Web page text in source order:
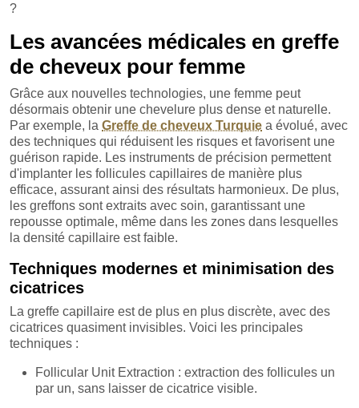
?
Les avancées médicales en greffe
de cheveux pour femme
Grâce aux nouvelles technologies, une femme peut
désormais obtenir une chevelure plus dense et naturelle.
Par exemple, la Greffe de cheveux Turquie a évolué, avec
des techniques qui réduisent les risques et favorisent une
guérison rapide. Les instruments de précision permettent
d'implanter les follicules capillaires de manière plus
efficace, assurant ainsi des résultats harmonieux. De plus,
les greffons sont extraits avec soin, garantissant une
repousse optimale, même dans les zones dans lesquelles
la densité capillaire est faible.
Techniques modernes et minimisation des
cicatrices
La greffe capillaire est de plus en plus discrète, avec des
cicatrices quasiment invisibles. Voici les principales
techniques :
Follicular Unit Extraction : extraction des follicules un
par un, sans laisser de cicatrice visible.